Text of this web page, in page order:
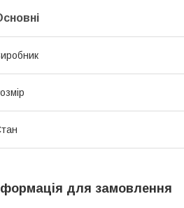
для замовлення